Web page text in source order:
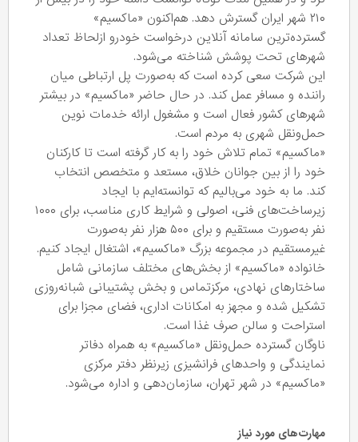
۲۱۰ شهر ایران گسترش دهد. هم‌اکنون «ماکسیم»
گسترده‌ترین سامانه‌ آنلاین درخواست خودرو ازلحاظ تعداد
شهرهای تحت پوشش شناخته می‌شود.
این شرکت سعی کرده است که به‌صورت پل ارتباطی میان
راننده و مسافر عمل کند. در حال حاضر «ماکسیم» در بیشتر
شهرهای کشور فعال است و مشغول ارائه‌ خدمات نوین
حمل‌ونقل شهری به مردم است.
«ماکسیم» تمام تلاش خود را به‌ کار گرفته است تا کارکنان
خود را از بین جوانان خلاق، مستعد و متخصص انتخاب
کند. ما به خود می‌بالیم که توانسته‌ایم با ایجاد
زیرساخت‌های فنی، اصولی و شرایط کاری مناسب، برای ۱۰۰۰
نفر به‌صورت مستقیم و برای ۵۰۰ هزار نفر به‌صورت
غیرمستقیم در مجموعه‌ بزرگ «ماکسیم»، اشتغال ایجاد کنیم.
خانواده‌ «ماکسیم» از بخش‌های مختلف سازمانی شامل
ساختارهای نهادی، مرکزتماس و بخش پشتیبانی شبانه‌روزی
تشکیل شده و مجهز به امکانات اداری، فضای مجزا برای
استراحت و سالن صرف غذا است.
ناوگان گسترده‌ حمل‌ونقل «ماکسیم» به‌ همراه دفاتر
نمایندگی و واحدهای فرانشیزی زیرنظر دفتر مرکزی
«ماکسیم» در شهر تهران، سازمان‌دهی و اداره می‌شود.
مهارت‌های مورد نیاز